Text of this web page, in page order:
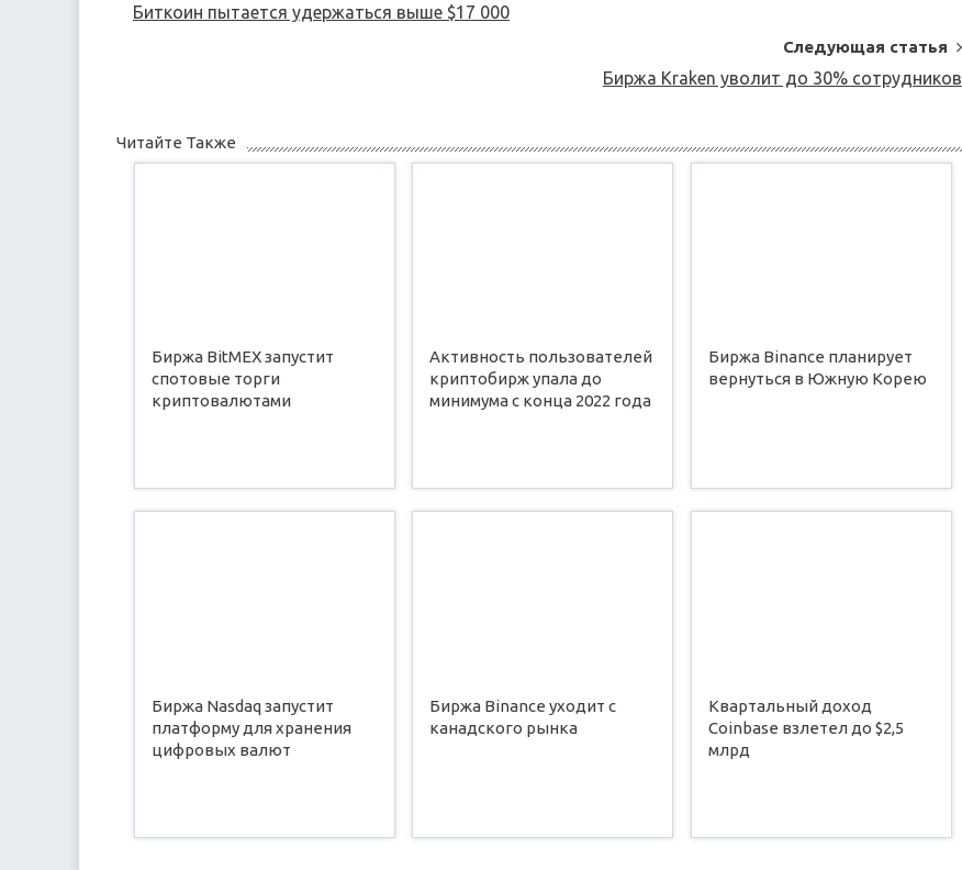
Navigation
Биткоин пытается удержаться выше $17 000
Следующая статья
Биржа Kraken уволит до 30% сотрудников
Читайте Также
Биржа BitMEX запустит
спотовые торги
криптовалютами
Активность пользователей
криптобирж упала до
минимума с конца 2022 года
Биржа Binance планирует
вернуться в Южную Корею
Биржа Nasdaq запустит
платформу для хранения
цифровых валют
Биржа Binance уходит с
канадского рынка
Квартальный доход
Coinbase взлетел до $2,5
млрд